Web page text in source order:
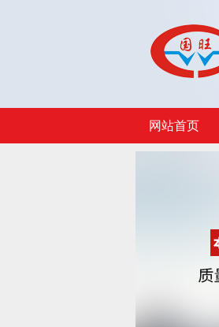
网站首页